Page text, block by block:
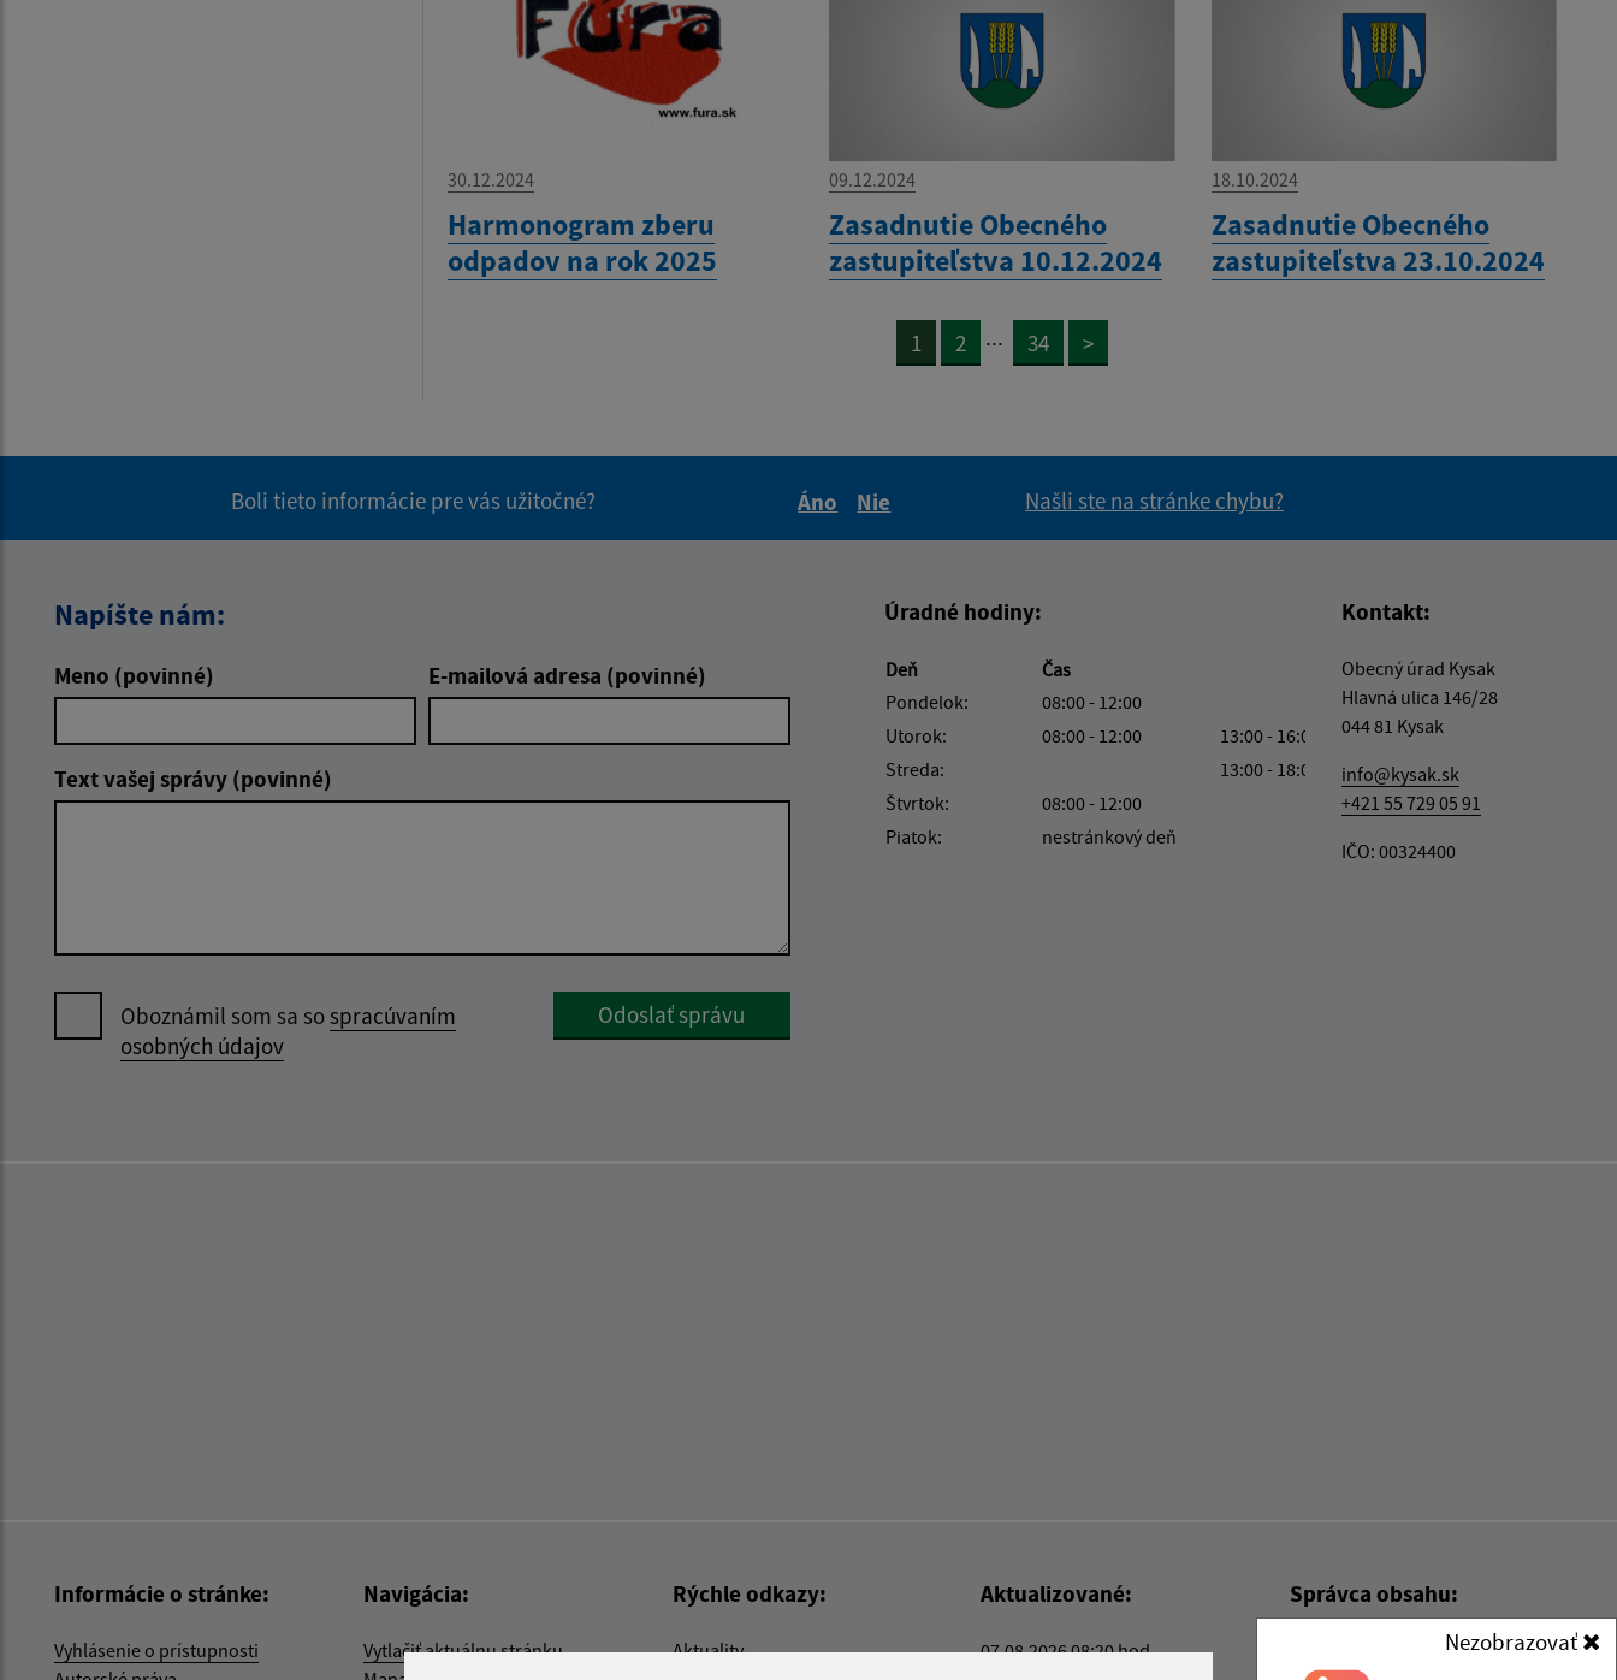
Nezobrazovať
30.12.2024
Harmonogram zberu
odpadov na rok 2025
09.12.2024
Zasadnutie Obecného
zastupiteľstva 10.12.2024
18.10.2024
Zasadnutie Obecného
zastupiteľstva 23.10.2024
1 2 ... 34 >
Boli tieto informácie pre vás užitočné?
Áno
Nie
Našli ste na stránke chybu?
Napíšte nám:
Meno (povinné) E-mailová adresa (povinné)
Text vašej správy (povinné)
Oboznámil som sa sospracúvaním
osobných údajov
Google reCaptcha Response
Odoslať správu
Úradné hodiny:
Deň
Čas
Pondelok:
08:00 - 12:00
Utorok:
08:00 - 12:00
13:00 - 16:00
Streda:
13:00 - 18:00
Štvrtok:
08:00 - 12:00
Piatok:
nestránkový deň
Kontakt:
Obecný úrad Kysak
Hlavná ulica 146/28
044 81 Kysak
info@kysak.sk
+421 55 729 05 91
IČO: 00324400
Informácie o stránke:
Vyhlásenie o prístupnosti
Navigácia:
Vytlačiť aktuálnu stránku
Rýchle odkazy:
Aktuality
Aktualizované:
07.08.2026 08:20 hod.
Správca obsahu:
Správca obsahu je Obec Kysak.